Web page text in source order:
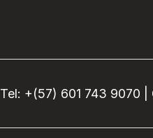
Tel: +(57) 601 743 9070